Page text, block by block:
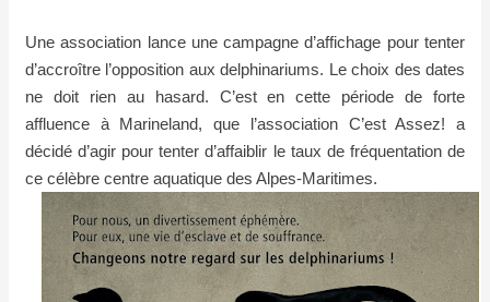
Une association lance une campagne d’affichage pour tenter
d’accroître l’opposition aux delphinariums. Le choix des dates
ne doit rien au hasard. C’est en cette période de forte
affluence à Marineland, que l’association C’est Assez! a
décidé d’agir pour tenter d’affaiblir le taux de fréquentation de
ce célèbre centre aquatique des Alpes-Maritimes.